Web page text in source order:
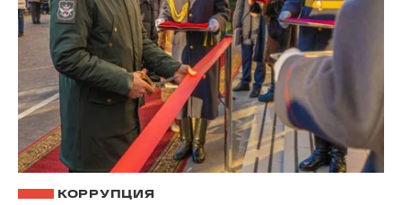
КОРРУПЦИЯ